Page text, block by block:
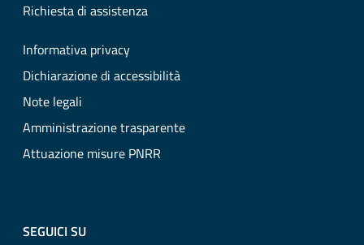
Richiesta di assistenza
Informativa privacy
Dichiarazione di accessibilità
Note legali
Amministrazione trasparente
Attuazione misure PNRR
SEGUICI SU